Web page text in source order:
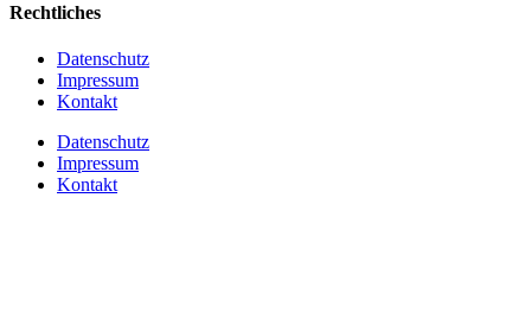
Rechtliches
Datenschutz
Impressum
Kontakt
Datenschutz
Impressum
Kontakt